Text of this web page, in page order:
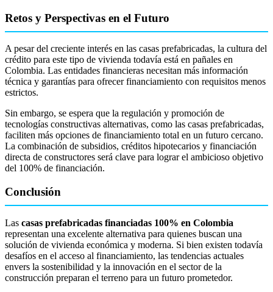
Retos y Perspectivas en el Futuro
A pesar del creciente interés en las casas prefabricadas, la cultura del
crédito para este tipo de vivienda todavía está en pañales en
Colombia. Las entidades financieras necesitan más información
técnica y garantías para ofrecer financiamiento con requisitos menos
estrictos.
Sin embargo, se espera que la regulación y promoción de
tecnologías constructivas alternativas, como las casas prefabricadas,
faciliten más opciones de financiamiento total en un futuro cercano.
La combinación de subsidios, créditos hipotecarios y financiación
directa de constructores será clave para lograr el ambicioso objetivo
del 100% de financiación.
Conclusión
Las casas prefabricadas financiadas 100% en Colombia
representan una excelente alternativa para quienes buscan una
solución de vivienda económica y moderna. Si bien existen todavía
desafíos en el acceso al financiamiento, las tendencias actuales
envers la sostenibilidad y la innovación en el sector de la
construcción preparan el terreno para un futuro prometedor.